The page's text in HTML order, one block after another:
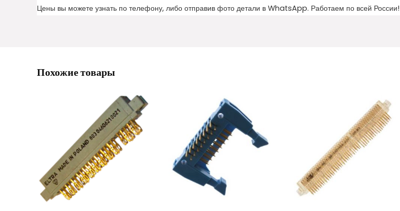
Цены вы можете узнать по телефону, либо отправив фото детали в WhatsApp. Работаем по всей России!
Похожие товары